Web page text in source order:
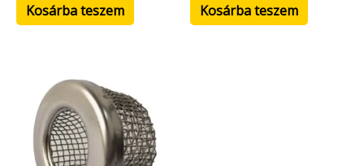
Kosárba teszem Kosárba teszem